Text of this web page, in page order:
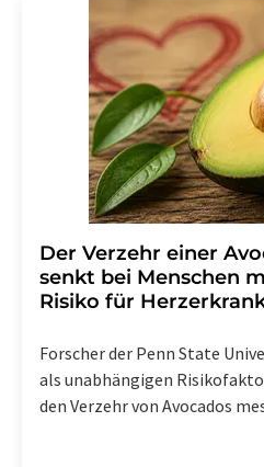
Der Verzehr einer
senkt bei Menschen
Risiko für
Forscher der Penn State
als unabhängigen
den Verzehr von Avocados